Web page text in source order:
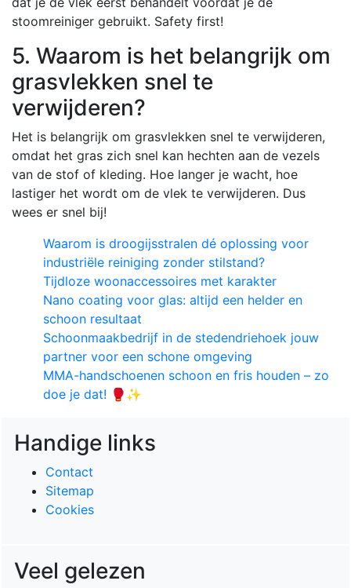
stoomreiniger gebruikt. Safety first!
5. Waarom is het belangrijk om
grasvlekken snel te
verwijderen?
Het is belangrijk om grasvlekken snel te verwijderen,
omdat het gras zich snel kan hechten aan de vezels
van de stof of kleding. Hoe langer je wacht, hoe
lastiger het wordt om de vlek te verwijderen. Dus
wees er snel bij!
Waarom is droogijsstralen dé oplossing voor
industriële reiniging zonder stilstand?
Tijdloze woonaccessoires met karakter
Nano coating voor glas: altijd een helder en
schoon resultaat
Schoonmaakbedrijf in de stedendriehoek jouw
partner voor een schone omgeving
MMA-handschoenen schoon en fris houden – zo
doe je dat! 🥊✨
Handige links
Contact
Sitemap
Cookies
Veel gelezen